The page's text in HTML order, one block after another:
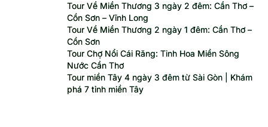
Tour Về Miền Thương 3 ngày 2 đêm: Cần Thơ –
Cồn Sơn – Vĩnh Long
Tour Về Miền Thương 2 ngày 1 đêm: Cần Thơ –
Cồn Sơn
Tour Chợ Nổi Cái Răng: Tinh Hoa Miền Sông
Nước Cần Thơ
Tour miền Tây 4 ngày 3 đêm từ Sài Gòn | Khám
phá 7 tỉnh miền Tây